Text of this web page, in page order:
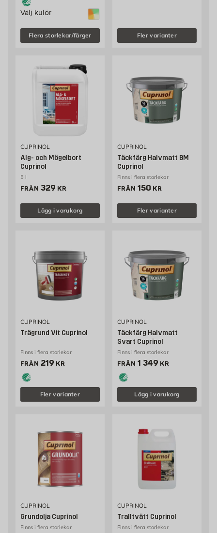
Välj kulör
Flera storlekar/färger Fler varianter
CUPRINOL
Alg- och Mögelbort
Cuprinol
5 l
FRÅN Pris 329 kr
329 KR
Lägg i varukorg
CUPRINOL
Täckfärg Halvmatt BM
Cuprinol
Finns i flera storlekar
FRÅN Pris 150 kr
150 KR
Fler varianter
CUPRINOL
Trägrund Vit Cuprinol
Finns i flera storlekar
FRÅN Pris 219 kr
219 KR
Fler varianter
CUPRINOL
Täckfärg Halvmatt
Svart Cuprinol
Finns i flera storlekar
FRÅN Pris 1349 kr
1 349 KR
Lägg i varukorg
CUPRINOL
Grundolja Cuprinol
Finns i flera storlekar
CUPRINOL
Tralltvätt Cuprinol
Finns i flera storlekar